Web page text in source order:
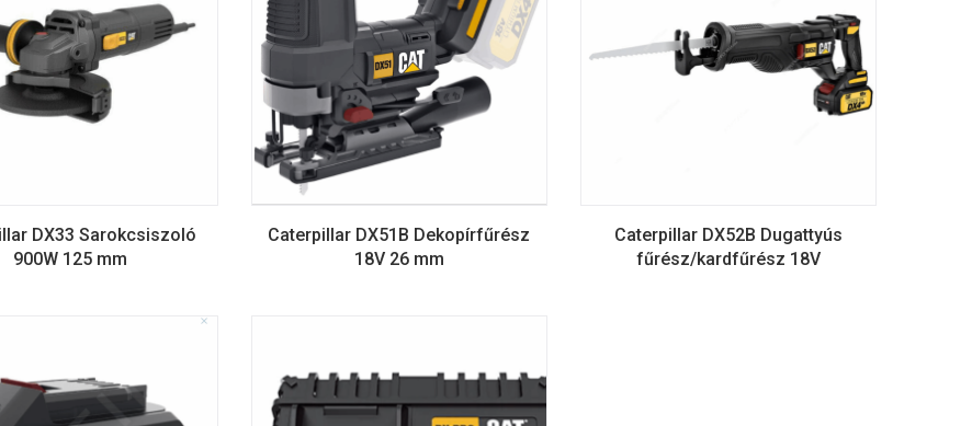
DX33 Sarokcsiszoló
900W 125 mm
Caterpillar DX51B Dekopírfűrész
18V 26 mm
Caterpillar DX52B Dugattyús
fűrész/kardfűrész 18V